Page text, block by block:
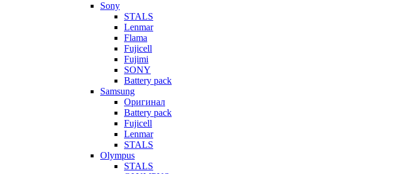
Sony
STALS
Lenmar
Flama
Fujicell
Fujimi
SONY
Battery pack
Samsung
Оригинал
Battery pack
Fujicell
Lenmar
STALS
Olympus
STALS